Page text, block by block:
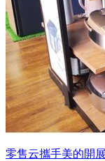
零售云攜手美的開